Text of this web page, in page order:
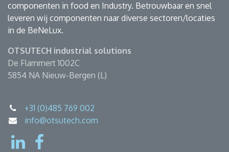
componenten in food en Industry. Betrouwbaar en snel
leveren wij componenten naar diverse sectoren/locaties
in de BeNeLux.
OTSUTECH industrial solutions
De Flammert 1002C
5854 NA Nieuw-Bergen (L)
+31 (0)485 769 002
info@otsutech.com